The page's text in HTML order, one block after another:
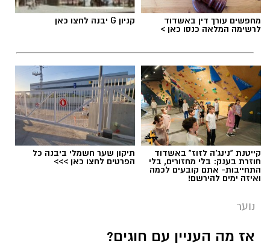
פועל.
בית הספר לצרכים מיוחדים 'אופקים' ביבנה נפתח
בשנת הלימודים הנוכחית, בהנהלתדקלה
אזולאי-אסרף, והוא נותן מענה לתלמידים בכיתות
א'-ג׳ (ובהמשך לגילאים מתקדמים יותר) מיבנה
והסביבה.
מחפשים עורך דין באשדוד
לרשימה המלאה כנסו כאן >
קניון G יבנה לחצו כאן
קייטנת "נינג'ה לזוז" באשדוד
חוזרת בענק: בלי מחזורים, בלי
התחייבות- אתם קובעים לכמה
ואיזה ימים להירשם!
תיקון שער חשמלי ביבנה כל
הפרטים לחצו כאן >>>
נוער
אז מה העניין עם חוגים?